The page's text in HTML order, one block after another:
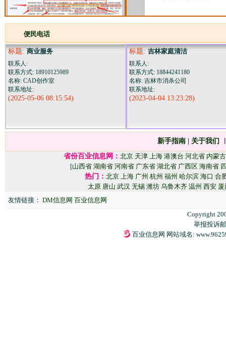
便民电话
标题: 商业服务
联系人:
联系方式: 18910125989
名称: CAD创作室
联系地址:
(2025-05-06 08:15:54)
标题: 吉林家庭清洁
联系人:
联系方式: 18844241180
名称: 吉林市消杀公司
联系地址:
(2023-04-04 13:23:28)
新手指南| 关于我们
省份百业信息网： 北京 天津 上海 港澳台 河北省 内蒙古
[山西省 湖南省 河南省 广东省 湖北省 广西区 海南省
热门： 北京 上海 广州 杭州 福州 哈尔滨 海口 合
太原 唐山 武汉 无锡 潍坊 乌鲁木齐 温州 西安 厦
友情链接： DM信息网 百业信息网
Copyright
举报投诉
百业信息网 网站域名: